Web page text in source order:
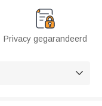
Privacy gegarandeerd
